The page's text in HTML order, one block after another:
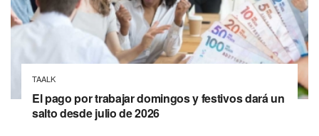
TAALK
El pago por trabajar domingos y festivos dará un
salto desde julio de 2026